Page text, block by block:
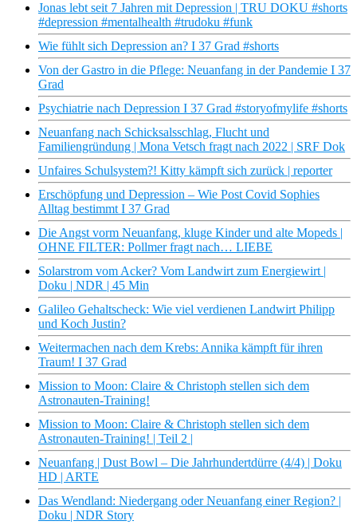
Jonas lebt seit 7 Jahren mit Depression | TRU DOKU #shorts
#depression #mentalhealth #trudoku #funk
Wie fühlt sich Depression an? I 37 Grad #shorts
Von der Gastro in die Pflege: Neuanfang in der Pandemie I 37
Grad
Psychiatrie nach Depression I 37 Grad #storyofmylife #shorts
Neuanfang nach Schicksalsschlag, Flucht und
Familiengründung | Mona Vetsch fragt nach 2022 | SRF Dok
Unfaires Schulsystem?! Kitty kämpft sich zurück | reporter
Erschöpfung und Depression – Wie Post Covid Sophies
Alltag bestimmt I 37 Grad
Die Angst vorm Neuanfang, kluge Kinder und alte Mopeds |
OHNE FILTER: Pollmer fragt nach… LIEBE
Solarstrom vom Acker? Vom Landwirt zum Energiewirt |
Doku | NDR | 45 Min
Galileo Gehaltscheck: Wie viel verdienen Landwirt Philipp
und Koch Justin?
Weitermachen nach dem Krebs: Annika kämpft für ihren
Traum! I 37 Grad
Mission to Moon: Claire & Christoph stellen sich dem
Astronauten-Training!
Mission to Moon: Claire & Christoph stellen sich dem
Astronauten-Training! | Teil 2 |
Neuanfang | Dust Bowl – Die Jahrhundertdürre (4/4) | Doku
HD | ARTE
Das Wendland: Niedergang oder Neuanfang einer Region? |
Doku | NDR Story